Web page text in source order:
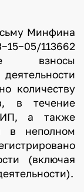
Минфина
113662
взносы
количеству
в течение
а также
в неполном
(включая